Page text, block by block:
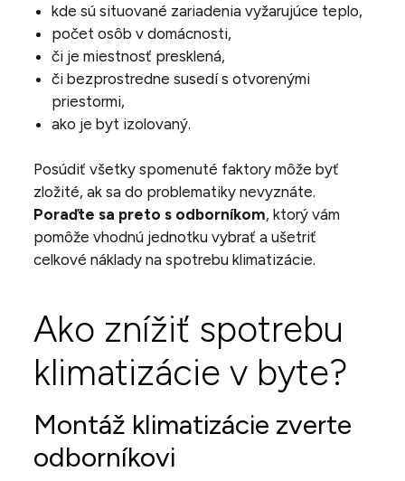
kde sú situované zariadenia vyžarujúce teplo,
počet osôb v domácnosti,
či je miestnosť presklená,
či bezprostredne susedí s otvorenými
priestormi,
ako je byt izolovaný.
Posúdiť všetky spomenuté faktory môže byť
zložité, ak sa do problematiky nevyznáte.
Poraďte sa preto s odborníkom, ktorý vám
pomôže vhodnú jednotku vybrať a ušetriť
celkové náklady na spotrebu klimatizácie.
Ako znížiť spotrebu
klimatizácie v byte?
Montáž klimatizácie zverte
odborníkovi